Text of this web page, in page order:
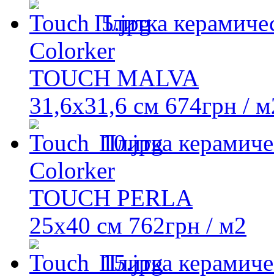
Плитка
Colorker
TOUCH MALVA
31,6x31,6 см 674грн /
Плитка
Colorker
TOUCH PERLA
25x40 см 762грн / м2
Плитка